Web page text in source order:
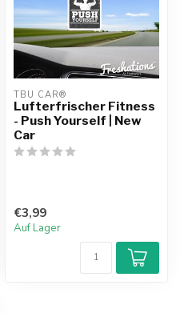
TBU CAR®
Lufterfrischer Fitness
- Push Yourself | New
Car
€3,99
Auf Lager